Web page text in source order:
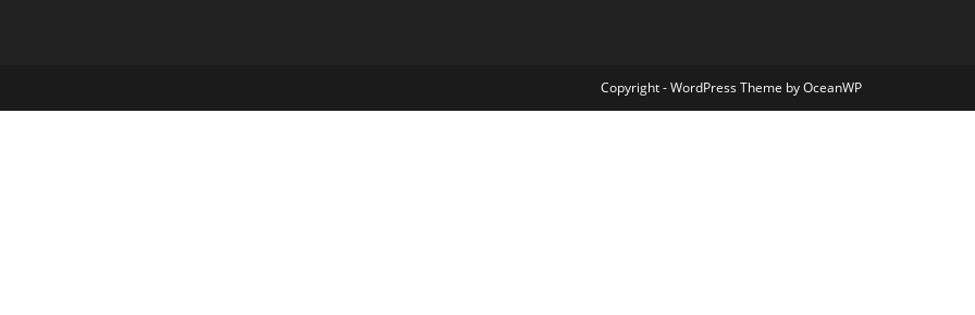
Copyright - WordPress Theme by OceanWP